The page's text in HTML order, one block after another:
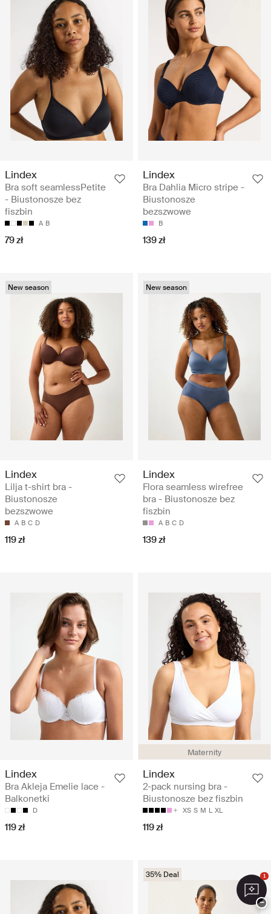
Lindex
Bra soft seamlessPetite
- Biustonosze bez
fiszbin
A B
79 zł
Lindex
Bra Dahlia Micro stripe -
Biustonosze
bezszwowe
B
139 zł
New season
Lindex
Lilja t-shirt bra -
Biustonosze
bezszwowe
A B C D
119 zł
New season
Lindex
Flora seamless wirefree
bra - Biustonosze bez
fiszbin
A B C D
139 zł
Lindex
Bra Akleja Emelie lace -
Balkonetki
D
119 zł
Maternity
Lindex
2-pack nursing bra -
Biustonosze bez fiszbin
XS S M L XL
119 zł
35% Deal 1
−